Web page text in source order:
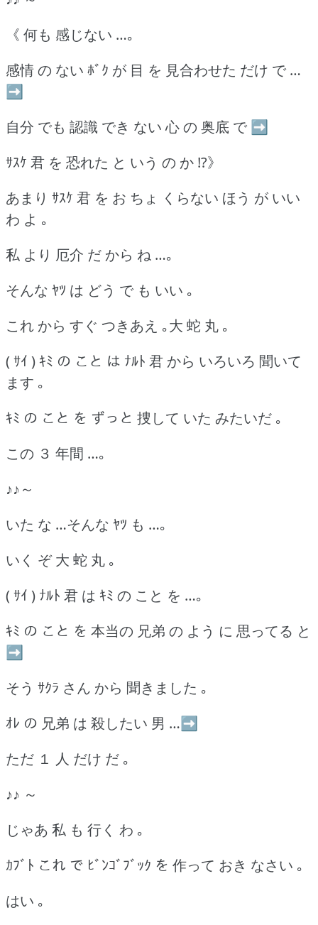
《 何も 感じない …｡
感情 の ない ﾎﾞｸ が 目 を 見合わせた だけ で …
➡
自分 でも 認識 でき ない 心 の 奥底 で ➡
ｻｽｹ 君 を 恐れた と いう の か !?》
あまり ｻｽｹ 君 を お ちょ くらない ほう が いい
わ よ ｡
私 より 厄介 だ から ね …｡
そんな ﾔﾂ は どう で も いい ｡
これ から すぐ つきあえ ｡大 蛇 丸 ｡
( ｻｲ ) ｷﾐ の こと は ﾅﾙﾄ 君 から いろいろ 聞いて
ます ｡
ｷﾐ の こと を ずっと 捜して いた みたいだ ｡
この ３ 年間 …｡
♪♪～
いた な …そんな ﾔﾂ も …｡
いく ぞ 大 蛇 丸 ｡
( ｻｲ ) ﾅﾙﾄ 君 は ｷﾐ の こと を …｡
ｷﾐ の こと を 本当の 兄弟 の よう に 思ってる と
➡
そう ｻｸﾗ さん から 聞きました ｡
ｵﾚ の 兄弟 は 殺したい 男 …➡
ただ １ 人 だけ だ ｡
♪♪ ～
じゃあ 私 も 行く わ ｡
ｶﾌﾞﾄ これ で ﾋﾞﾝｺﾞﾌﾞｯｸ を 作って おき なさい ｡
はい ｡